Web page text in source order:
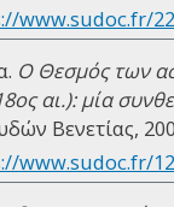
www.sudoc.fr/
Ο Θεσμός των
αι.): μία
Βενετίας,
www.sudoc.fr/